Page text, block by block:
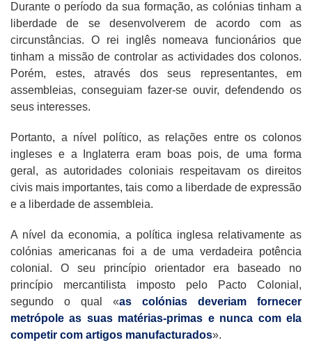
Durante o período da sua formação, as colónias tinham a
liberdade de se desenvolverem de acordo com as
circunstâncias. O rei inglês nomeava funcionários que
tinham a missão de controlar as actividades dos colonos.
Porém, estes, através dos seus representantes, em
assembleias, conseguiam fazer-se ouvir, defendendo os
seus interesses.
Portanto, a nível político, as relações entre os colonos
ingleses e a Inglaterra eram boas pois, de uma forma
geral, as autoridades coloniais respeitavam os direitos
civis mais importantes, tais como a liberdade de expressão
e a liberdade de assembleia.
A nível da economia, a política inglesa relativamente as
colónias americanas foi a de uma verdadeira potência
colonial. O seu princípio orientador era baseado no
princípio mercantilista imposto pelo Pacto Colonial,
segundo o qual «as colónias deveriam fornecer
metrópole as suas matérias-primas e nunca com ela
competir com artigos manufacturados».